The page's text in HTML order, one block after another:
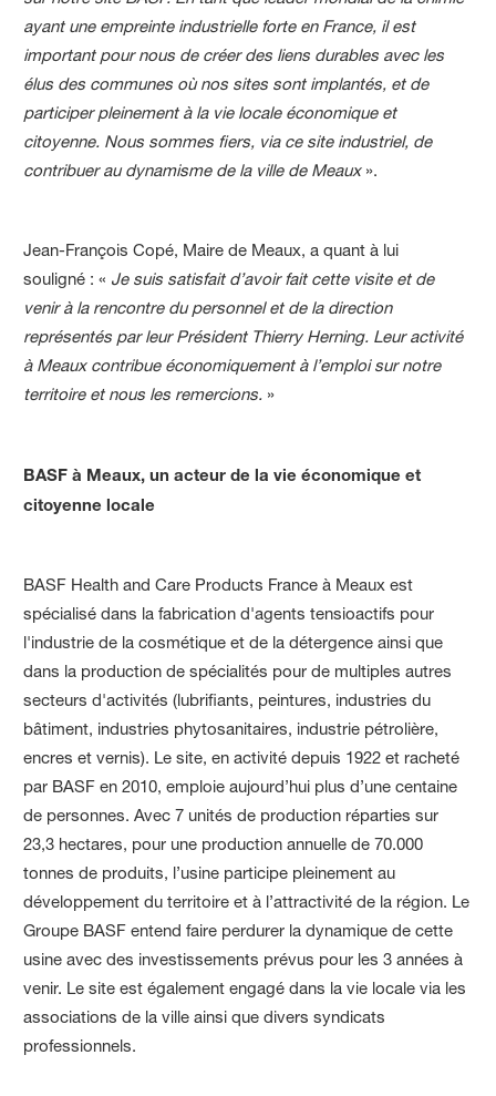
ayant une empreinte industrielle forte en France, il est
important pour nous de créer des liens durables avec les
élus des communes où nos sites sont implantés, et de
participer pleinement à la vie locale économique et
citoyenne. Nous sommes fiers, via ce site industriel, de
contribuer au dynamisme de la ville de Meaux ».
Jean-François Copé, Maire de Meaux, a quant à lui
souligné : « Je suis satisfait d’avoir fait cette visite et de
venir à la rencontre du personnel et de la direction
représentés par leur Président Thierry Herning. Leur activité
à Meaux contribue économiquement à l’emploi sur notre
territoire et nous les remercions. »
BASF à Meaux, un acteur de la vie économique et
citoyenne locale
BASF Health and Care Products France à Meaux est
spécialisé dans la fabrication d'agents tensioactifs pour
l'industrie de la cosmétique et de la détergence ainsi que
dans la production de spécialités pour de multiples autres
secteurs d'activités (lubrifiants, peintures, industries du
bâtiment, industries phytosanitaires, industrie pétrolière,
encres et vernis). Le site, en activité depuis 1922 et racheté
par BASF en 2010, emploie aujourd’hui plus d’une centaine
de personnes. Avec 7 unités de production réparties sur
23,3 hectares, pour une production annuelle de 70.000
tonnes de produits, l’usine participe pleinement au
développement du territoire et à l’attractivité de la région. Le
Groupe BASF entend faire perdurer la dynamique de cette
usine avec des investissements prévus pour les 3 années à
venir. Le site est également engagé dans la vie locale via les
associations de la ville ainsi que divers syndicats
professionnels.